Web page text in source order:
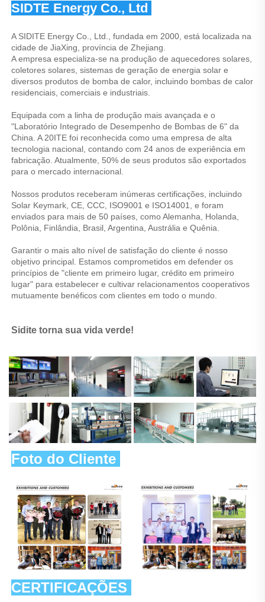
SIDTE Energy Co., Ltd
A SIDITE Energy Co., Ltd., fundada em 2000, está localizada na
cidade de JiaXing, província de Zhejiang.
A empresa especializa-se na produção de aquecedores solares,
coletores solares, sistemas de geração de energia solar e
diversos produtos de bomba de calor, incluindo bombas de calor
residenciais, comerciais e industriais.
Equipada com a linha de produção mais avançada e o
"Laboratório Integrado de Desempenho de Bombas de 6" da
China. A 20ITE foi reconhecida como uma empresa de alta
tecnologia nacional, contando com 24 anos de experiência em
fabricação. Atualmente, 50% de seus produtos são exportados
para o mercado internacional.
Nossos produtos receberam inúmeras certificações, incluindo
Solar Keymark, CE, CCC, ISO9001 e ISO14001, e foram
enviados para mais de 50 países, como Alemanha, Holanda,
Polônia, Finlândia, Brasil, Argentina, Austrália e Quênia.
Garantir o mais alto nível de satisfação do cliente é nosso
objetivo principal. Estamos comprometidos em defender os
princípios de "cliente em primeiro lugar, crédito em primeiro
lugar" para estabelecer e cultivar relacionamentos cooperativos
mutuamente benéficos com clientes em todo o mundo.
Sidite torna sua vida verde!
Foto do Cliente
CERTIFICAÇÕES